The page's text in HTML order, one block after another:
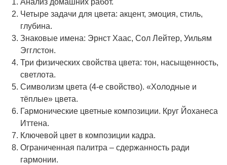
Анализ домашних работ.
Четыре задачи для цвета: акцент, эмоция, стиль,
глубина.
Знаковые имена: Эрнст Хаас, Сол Лейтер, Уильям
Эгглстон.
Три физических свойства цвета: тон, насыщенность,
светлота.
Символизм цвета (4-е свойство). «Холодные и
тёплые» цвета.
Гармонические цветные композиции. Круг Йоханеса
Иттена.
Ключевой цвет в композиции кадра.
Ограниченная палитра – сдержанность ради
гармонии.